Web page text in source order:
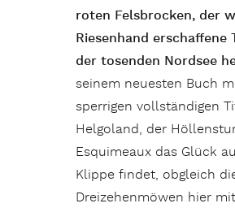
roten Felsbrocken, der
Riesenhand erschaffene
der tosenden Nordsee
seinem neuesten Buch
sperrigen vollständigen
Helgoland, der
Esquimeaux das Glück
Klippe findet, obgleich
Dreizehenmöwen hier